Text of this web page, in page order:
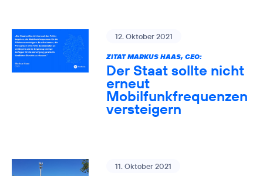
12. Oktober 2021
ZITAT MARKUS HAAS, CEO:
Der Staat sollte nicht
erneut
Mobilfunkfrequenzen
versteigern
11. Oktober 2021